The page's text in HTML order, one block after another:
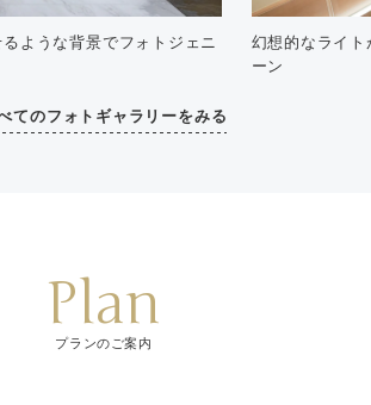
ような背景でフォトジェニ
幻想的なライ
ーン
てのフォトギャラリーをみる
Plan
プランのご案内